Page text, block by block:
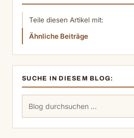
Teile diesen Artikel mit:
Ähnliche Beiträge
SUCHE IN DIESEM BLOG:
Suchen